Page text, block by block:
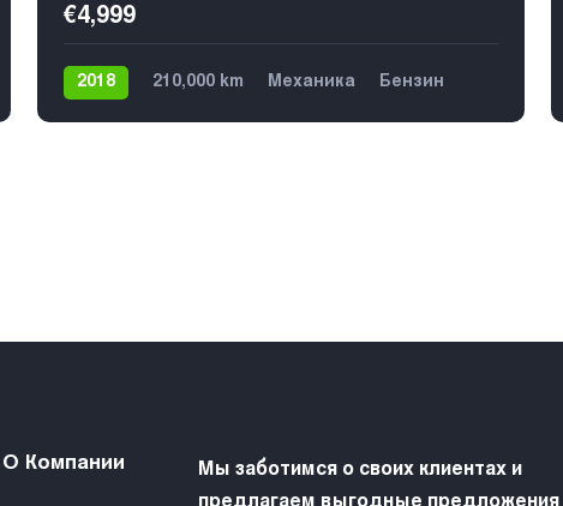
€4,999
2018 210,000 km Механика
Бензин
О Компании
Мы заботимся о своих клиентах и
предлагаем выгодные предложения